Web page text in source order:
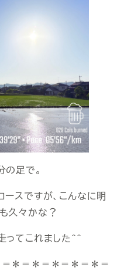
足で。
スですが、こんなに明
久々かな？
てこれました＾＾
＊＝＊＝＊＝＊＝＊＝